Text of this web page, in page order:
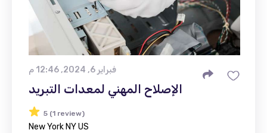
فبراير 6, 2024, 12:46 م
الإصلاح المهني لمعدات التبريد
5 (1 review)
New York NY US